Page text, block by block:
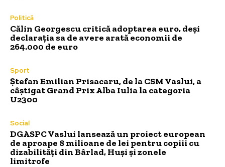
Politică
Călin Georgescu critică adoptarea euro, deși
declarația sa de avere arată economii de
264.000 de euro
Sport
Ștefan Emilian Prisacaru, de la CSM Vaslui, a
câștigat Grand Prix Alba Iulia la categoria
U2300
Social
DGASPC Vaslui lansează un proiect european
de aproape 8 milioane de lei pentru copiii cu
dizabilități din Bârlad, Huși și zonele
limitrofe